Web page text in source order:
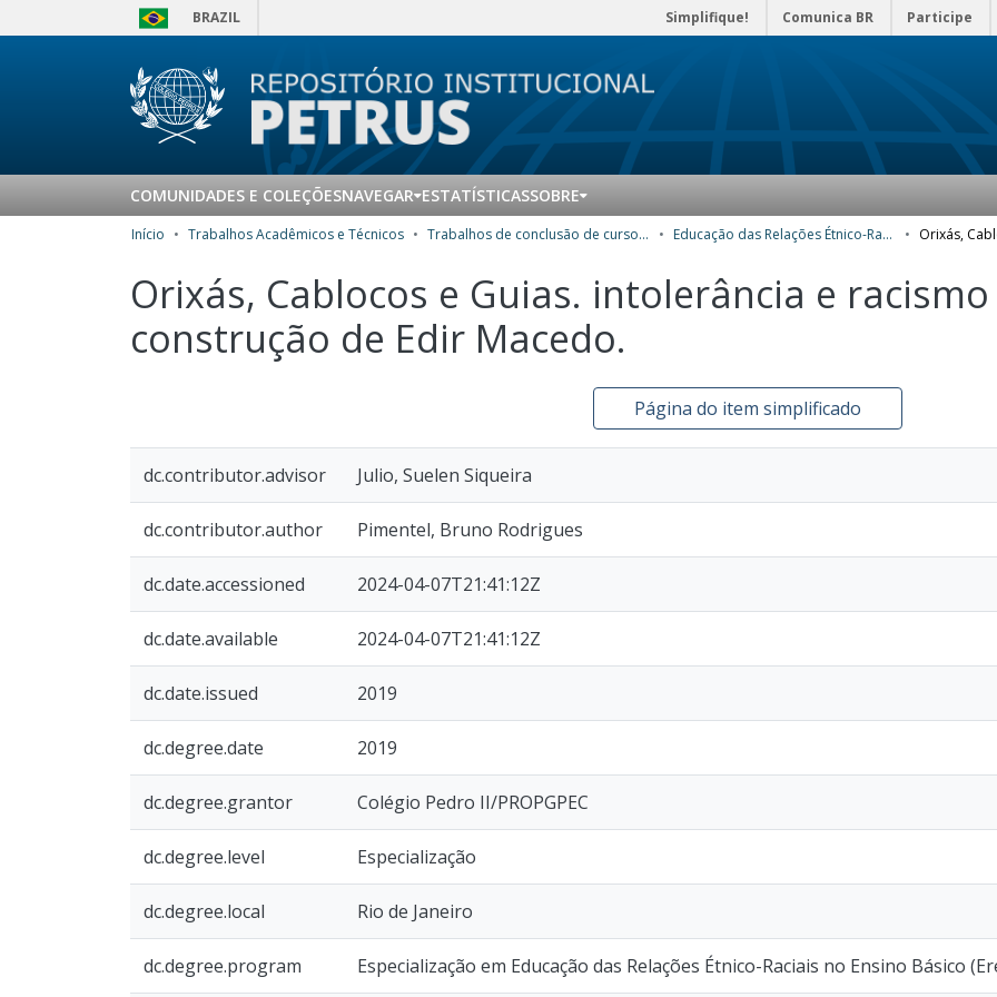
BRAZIL Simplifique! Comunica BR Participe
COMUNIDADES E COLEÇÕESNAVEGAR ESTATÍSTICASSOBRE
Início Trabalhos Acadêmicos e Técnicos Trabalhos de conclusão de curso de Especialização Educação das Relações Étnico-Raciais no Ensino Básico (Ererebá)
Orixás, Cablocos e Guias. intolerância e
construção de Edir Macedo.
Página do item simplificado
dc.contributor.advisor Julio, Suelen Siqueira
dc.contributor.author Pimentel, Bruno Rodrigues
dc.date.accessioned 2024-04-07T21:41:12Z
dc.date.available 2024-04-07T21:41:12Z
dc.date.issued 2019
dc.degree.date 2019
dc.degree.grantor Colégio Pedro II/PROPGPEC
dc.degree.level Especialização
dc.degree.local Rio de Janeiro
dc.degree.program Especialização em Educação das Relações Étnico-Raciais no Ensino Básico